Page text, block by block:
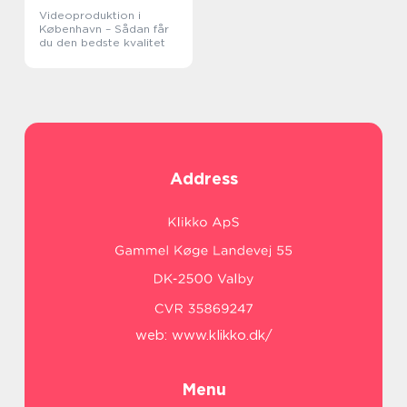
Videoproduktion i
København – Sådan får
du den bedste kvalitet
Address
web: www.klikko.dk/
Menu